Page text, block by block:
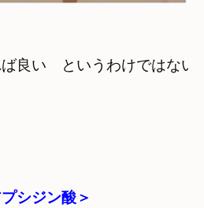
良い　というわけではない
シジン酸＞